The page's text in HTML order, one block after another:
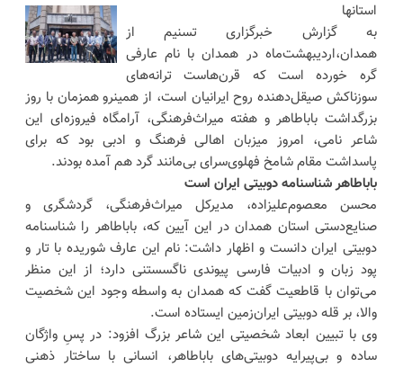
استانها
به گزارش خبرگزاری تسنیم از
همدان،اردیبهشت‌ماه در همدان با نام عارفی
گره خورده است که قرن‌هاست ترانه‌های
سوزناکش صیقل‌دهنده روح ایرانیان است، از همینرو همزمان با روز
بزرگداشت باباطاهر و هفته میراث‌فرهنگی، آرامگاه فیروزه‌ای این
شاعر نامی، امروز میزبان اهالی فرهنگ و ادبی بود که برای
پاسداشت مقام شامخ فهلوی‌سرای بی‌مانند گرد هم آمده بودند.
باباطاهر شناسنامه دوبیتی ایران است
محسن معصوم‌علیزاده، مدیرکل میراث‌فرهنگی، گردشگری و
صنایع‌دستی استان همدان در این آیین که، باباطاهر را شناسنامه
دوبیتی ایران دانست و اظهار داشت: نام این عارف شوریده با تار و
پود زبان و ادبیات فارسی پیوندی ناگسستنی دارد؛ از این منظر
می‌توان با قاطعیت گفت که همدان به واسطه وجود این شخصیت
والا، بر قله دوبیتی ایران‌زمین ایستاده است.
وی با تبیین ابعاد شخصیتی این شاعر بزرگ افزود: در پسِ واژگان
ساده و بی‌پیرایه دوبیتی‌های باباطاهر، انسانی با ساختار ذهنی